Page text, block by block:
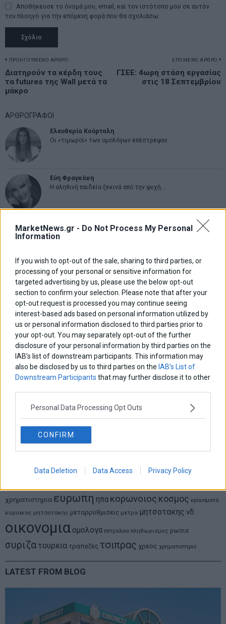
MarketNews.gr - Do Not Process My Personal
Information
If you wish to opt-out of the sale, sharing to third parties, or
processing of your personal or sensitive information for
targeted advertising by us, please use the below opt-out
section to confirm your selection. Please note that after your
opt-out request is processed you may continue seeing
interest-based ads based on personal information utilized by
us or personal information disclosed to third parties prior to
your opt-out. You may separately opt-out of the further
disclosure of your personal information by third parties on the
IAB’s list of downstream participants. This information may
also be disclosed by us to third parties on the IAB’s List of
Downstream Participants that may further disclose it to other
Personal Data Processing Opt Outs
CONFIRM
Data Deletion Data Access Privacy Policy
Αποθήκευσε το όνομά μου, email, και τον ιστότοπο μου σε αυτόν
τον πλοηγό για την επόμενη φορά που θα σχολιάσω.
Πλοήγηση
άρθρων
ΠΡΟΗΓΟΥΜΕΝΟ ΑΡΘΡΟ
Previous
post:
Διατηρούν τα κέρδη τους
τα futures της Wall μετά τα
μάκρο
ΕΠΟΜΕΝΟ ΑΡΘΡΟ
ΓΣΕΕ: 4ωρη στάση εργασίας
στις 18 Σεπτεμβρίου
ΑΡΘΡΟΓΡΑΦΟΙ
Ελευθερία Κούρταλη
Οι «τιμωροί» των ομολόγων επέστρεψαν
Εύη Φραγκάκη
Η αληθινή παιδεία ξεκινά από την ψυχή…
Σταματίνα Σταματάκου
Η βία κατά των ζώων δεν αντέχει βολικές ερμηνείες
Δημήτρης Καμπουράκης
Από την αποθέωση στην καταγγελία: Η Ελλάδα πάντα
ψάχνει τον επόμενο Μεσσία
Νικόλαος Φουρτζής
MIT Sloan: Οι AI-driven επιχειρήσεις διαμορφώνουν το νέο
μοντέλο επιχειρηματικότητας
Θανάσης Κρητικός
Στις 11/12 το πρώτο ευρωπαϊκό ντέρμπι «αιωνίων»
eurobank marketnews
Χρηματιστηριο Αθηνων αεπ αθλητικα αναπτυξη βουλη γερμανια
διαπραγματευση δντεκλογες εκτ ελλαδα εμπορευματα
χρηματιστηρια ευρωπη ηπα κορωνοιος κοσμος κρουσματα
κυριακος μητσοτακης μεταρρυθμισεις μετρα μητσοτακης νδ
οικονομια ομολογα πετρελαιο πληθωρισμος ρωσια
συριζα τουρκια τραπεζες τσιπρας χρεος χρηματιστηριο
LATEST FROM BLOG